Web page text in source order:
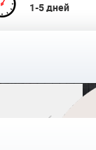
1-5 дней